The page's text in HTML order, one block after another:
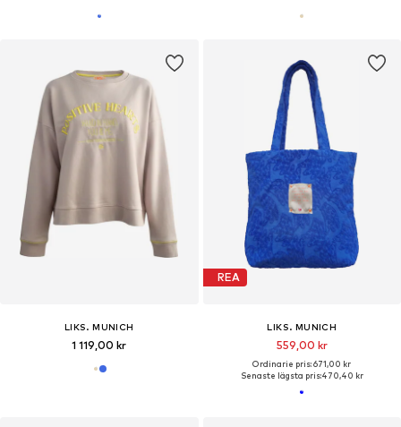
LIKS. MUNICH
1 119,00 kr
REA
LIKS. MUNICH
559,00 kr
Ordinarie pris: 671,00 kr
Senaste lägsta pris:470,40 kr